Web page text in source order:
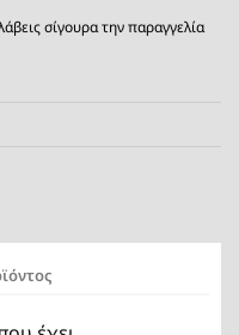
σίγουρα την παραγγελία